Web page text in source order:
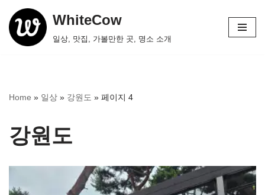
콘
텐
기
WhiteCow
일상, 맛집, 가볼만한 곳, 명소 소개
Home » 일상 » 강원도 » 페이지 4
강원도